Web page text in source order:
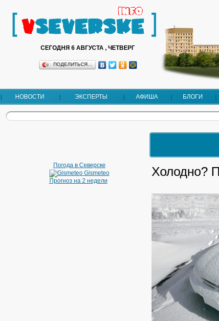
СЕГОДНЯ 6 АВГУСТА , ЧЕТВЕРГ
ПОДЕЛИТЬСЯ…
НОВОСТИ ЭКСПЕРТЫ АФИША БЛОГИ
Погода в Северске
Gismeteo
Прогноз на 2 недели
Холодно?